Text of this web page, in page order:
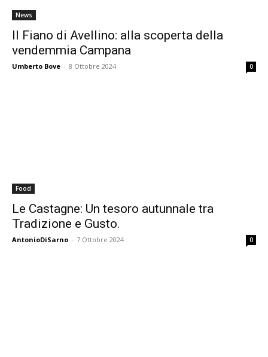
News
Il Fiano di Avellino: alla scoperta della
vendemmia Campana
Umberto Bove - 8 Ottobre 2024 0
Food
Le Castagne: Un tesoro autunnale tra
Tradizione e Gusto.
AntonioDiSarno - 7 Ottobre 2024 0